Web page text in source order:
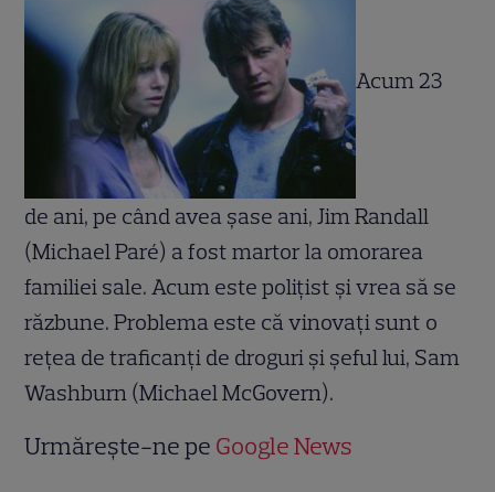
Acum 23
de ani, pe când avea şase ani, Jim Randall
(Michael Paré) a fost martor la omorarea
familiei sale. Acum este poliţist şi vrea să se
răzbune. Problema este că vinovaţi sunt o
reţea de traficanţi de droguri şi şeful lui, Sam
Washburn (Michael McGovern).
Urmărește-ne pe Google News